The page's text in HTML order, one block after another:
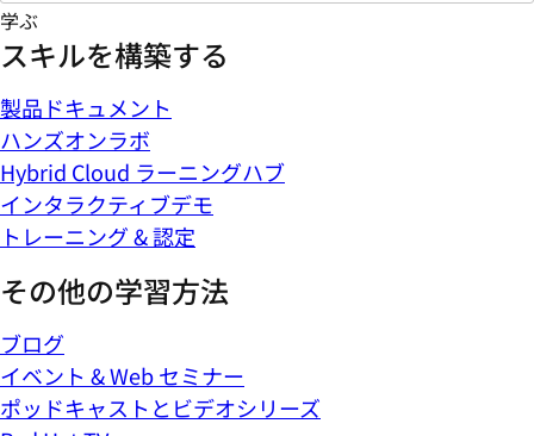
学ぶ
スキルを構築する
製品ドキュメント
ハンズオンラボ
Hybrid Cloud ラーニングハブ
インタラクティブデモ
トレーニング & 認定
その他の学習方法
ブログ
イベント & Web セミナー
ポッドキャストとビデオシリーズ